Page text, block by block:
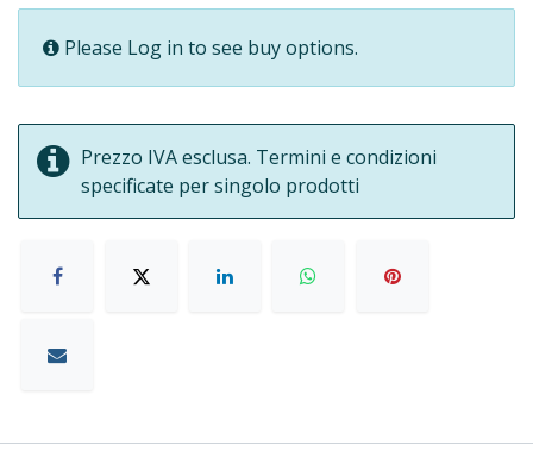
Please Log in to see buy options.
Prezzo IVA esclusa. Termini e condizioni
specificate per singolo prodotti